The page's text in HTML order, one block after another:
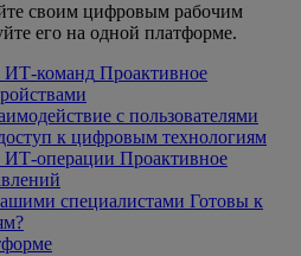
своим цифровым рабочим
его на одной платформе.
ИТ-команд Проактивное
с пользователями
к цифровым технологиям
ИТ-операции Проактивное
специалистами Готовы к